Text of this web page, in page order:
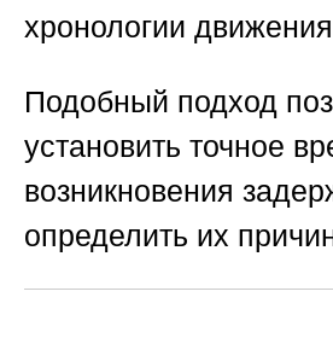
хронологии
Подобный подход
установить точное
возникновения
определить их